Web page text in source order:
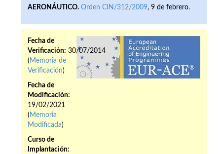
AERONÁUTICO. Orden CIN/312/2009, 9 de febrero.
Fecha de
Verificación: 30/07/2014
( Memoria de
Verificación)
Fecha de
Modificación:
19/02/2021
( Memoria
Modificada)
Curso de
Implantación: